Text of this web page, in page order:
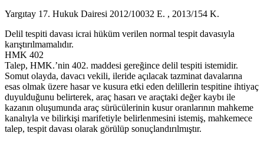
Yargıtay 17. Hukuk Dairesi 2012/10032 E. , 2013/154 K.
Delil tespiti davası icrai hüküm verilen normal tespit davasıyla
karıştırılmamalıdır.
HMK 402
Talep, HMK.’nin 402. maddesi gereğince delil tespiti istemidir.
Somut olayda, davacı vekili, ileride açılacak tazminat davalarına
esas olmak üzere hasar ve kusura etki eden delillerin tespitine ihtiyaç
duyulduğunu belirterek, araç hasarı ve araçtaki değer kaybı ile
kazanın oluşumunda araç sürücülerinin kusur oranlarının mahkeme
kanalıyla ve bilirkişi marifetiyle belirlenmesini istemiş, mahkemece
talep, tespit davası olarak görülüp sonuçlandırılmıştır.